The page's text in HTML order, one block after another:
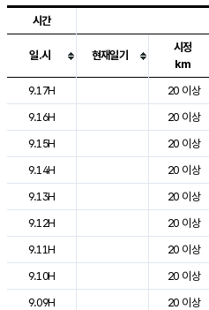
도시별 기상실황표로 지점, 날씨, 기
시간
일.시 현재일기
시정
km
9.17H
20 이상
9.16H
20 이상
9.15H
20 이상
9.14H
20 이상
9.13H
20 이상
9.12H
20 이상
9.11H
20 이상
9.10H
20 이상
9.09H
20 이상